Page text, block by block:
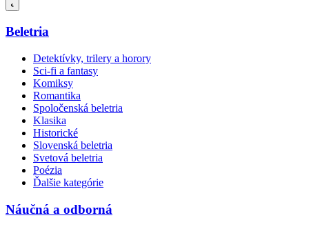
Beletria
Detektívky, trilery a horory
Sci-fi a fantasy
Komiksy
Romantika
Spoločenská beletria
Klasika
Historické
Slovenská beletria
Svetová beletria
Poézia
Ďalšie kategórie
Náučná a odborná